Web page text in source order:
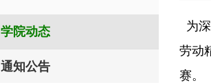
学院动态
通知公告
为
劳动
赛。